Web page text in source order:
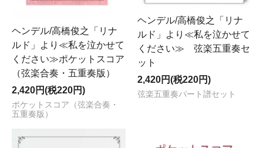
ヘンデル/高橋俊之「リナ
ルド」より≪私を泣かせて
ください≫ポケットスコア
（弦楽合奏・五重奏版）
2,420円(税220円)
ポケットスコア（弦楽合奏・
五重奏版）
ヘンデル/高橋俊之「リナ
ルド」より≪私を泣かせて
ください≫ 弦楽五重奏セ
ット
2,420円(税220円)
弦楽五重奏パート譜セット